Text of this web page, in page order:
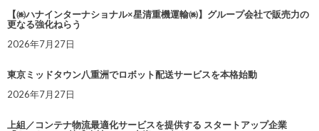
【㈱ハナインターナショナル×星清重機運輸㈱】グループ会社で販売力の
更なる強化ねらう
2026年7月27日
東京ミッドタウン八重洲でロボット配送サービスを本格始動
2026年7月27日
上組／コンテナ物流最適化サービスを提供する スタートアップ企業